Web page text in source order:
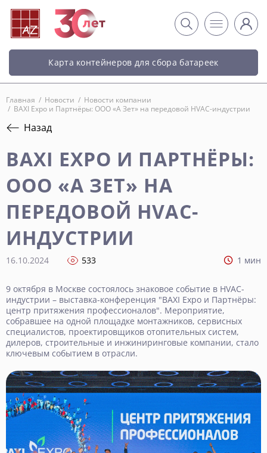
Карта контейнеров для сбора батареек
Главная / Новости / Новости компании
/ BAXI Expo и Партнёры: ООО «А Зет» на передовой HVAC-индустрии
Назад
BAXI EXPO И ПАРТНЁРЫ:
ООО «А ЗЕТ» НА
ПЕРЕДОВОЙ HVAC-
ИНДУСТРИИ
16.10.2024 533 1 мин
9 октября в Москве состоялось знаковое событие в HVAC-
индустрии – выставка-конференция "BAXI Expo и Партнёры:
центр притяжения профессионалов". Мероприятие,
собравшее на одной площадке монтажников, сервисных
специалистов, проектировщиков отопительных систем,
дилеров, строительные и инжиниринговые компании, стало
ключевым событием в отрасли.